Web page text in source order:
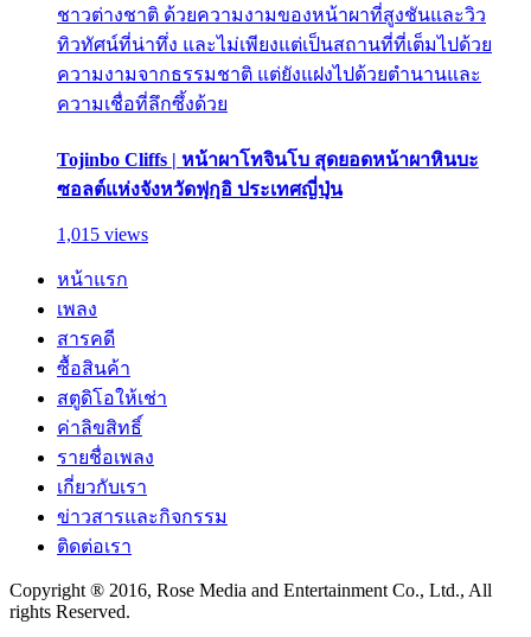
ชาวต่างชาติ ด้วยความงามของหน้าผาที่สูงชันและวิว
ทิวทัศน์ที่น่าทึ่ง และไม่เพียงแต่เป็นสถานที่ที่เต็มไปด้วย
ความงามจากธรรมชาติ แต่ยังแฝงไปด้วยตำนานและ
ความเชื่อที่ลึกซึ้งด้วย
Tojinbo Cliffs | หน้าผาโทจินโบ สุดยอดหน้าผาหินบะ
ซอลต์แห่งจังหวัดฟุกุอิ ประเทศญี่ปุ่น
1,015 views
หน้าแรก
เพลง
สารคดี
ซื้อสินค้า
สตูดิโอให้เช่า
ค่าลิขสิทธิ์
รายชื่อเพลง
เกี่ยวกับเรา
ข่าวสารและกิจกรรม
ติดต่อเรา
Copyright ® 2016, Rose Media and Entertainment Co., Ltd., All
rights Reserved.